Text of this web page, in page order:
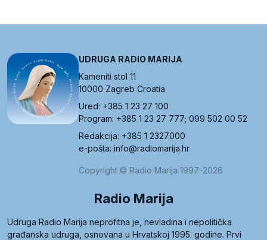
UDRUGA RADIO MARIJA
Kameniti stol 11
10000 Zagreb Croatia
Ured: +385 1 23 27 100
Program: +385 1 23 27 777; 099 502 00 52
Redakcija: +385 1 2327000
e-pošta: info@radiomarija.hr
Copyright © Radio Marija 1997-2026
Radio Marija
Udruga Radio Marija neprofitna je, nevladina i nepolitička
građanska udruga, osnovana u Hrvatskoj 1995. godine. Prvi